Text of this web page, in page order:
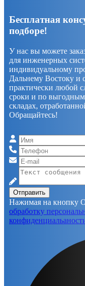
Бесплатная
подборе!
У нас вы можете
для инженерных
индивидуальному
Дальнему Востоку и
практически любой
сроки и по выгодным
складах,
Обращайтесь!
Отправить
Нажимая на
обработку